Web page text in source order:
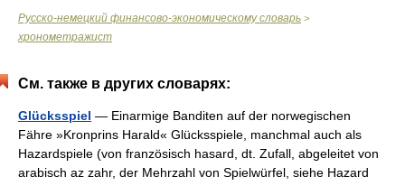
Русско-немецкий финансово-экономическому словарь >
хронометражист
См. также в других словарях:
Glücksspiel — Einarmige Banditen auf der norwegischen
Fähre »Kronprins Harald« Glücksspiele, manchmal auch als
Hazardspiele (von französisch hasard, dt. Zufall, abgeleitet von
arabisch az zahr, der Mehrzahl von Spielwürfel, siehe Hazard